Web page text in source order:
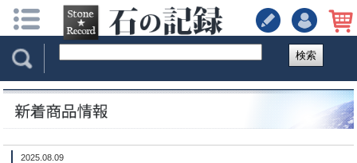
検索
2025.08.09